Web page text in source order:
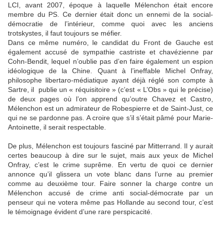
LCI, avant 2007, époque à laquelle Mélenchon était encore
membre du PS. Ce dernier était donc un ennemi de la social-
démocratie de l’intérieur, comme quoi avec les anciens
trotskystes, il faut toujours se méfier.
Dans ce même numéro, le candidat du Front de Gauche est
également accusé de sympathie castriste et chavézienne par
Cohn-Bendit, lequel n’oublie pas d’en faire également un espion
idéologique de la Chine. Quant à l’ineffable Michel Onfray,
philosophe libertaro-médiatique ayant déjà réglé son compte à
Sartre, il publie un « réquisitoire » (c’est « L’Obs » qui le précise)
de deux pages où l’on apprend qu’outre Chavez et Castro,
Mélenchon est un admirateur de Robespierre et de Saint-Just, ce
qui ne se pardonne pas. A croire que s’il s’était pâmé pour Marie-
Antoinette, il serait respectable.
De plus, Mélenchon est toujours fasciné par Mitterrand. Il y aurait
certes beaucoup à dire sur le sujet, mais aux yeux de Michel
Onfray, c’est le crime suprême. En vertu de quoi ce dernier
annonce qu’il glissera un vote blanc dans l’urne au premier
comme au deuxième tour. Faire sonner la charge contre un
Mélenchon accusé de crime anti social-démocrate par un
penseur qui ne votera même pas Hollande au second tour, c’est
le témoignage évident d’une rare perspicacité.